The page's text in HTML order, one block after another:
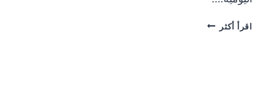
اقرأ أكثر
فني